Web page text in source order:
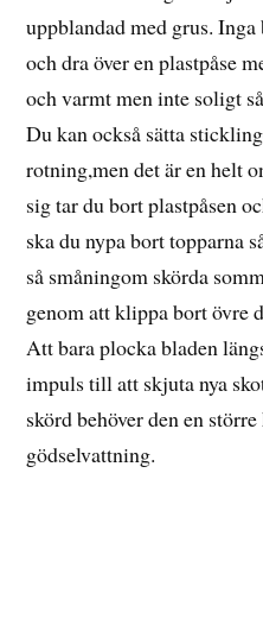
uppblandad med grus.
och dra över en plastpåse
och varmt men inte soligt
Du kan också sätta
rotning,men det är en helt
sig tar du bort plastpåsen
ska du nypa bort topparna
så småningom skörda
genom att klippa bort övre
Att bara plocka bladen
impuls till att skjuta nya
skörd behöver den en
gödselvattning.